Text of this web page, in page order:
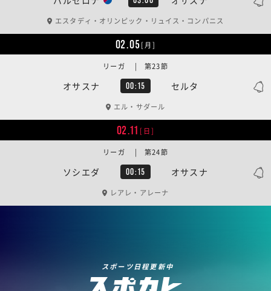
エスタディ・オリンピック・リュイス・コンパニス
02.05[月]
オサスナ 00:15 セルタ
リーガ | 第23節
エル・サダール
02.11 [日]
ソシエダ 00:15 オサスナ
リーガ | 第24節
レアレ・アレーナ
スポーツ日程更新中